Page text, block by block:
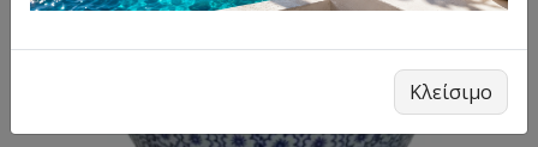
Κλείσιμο